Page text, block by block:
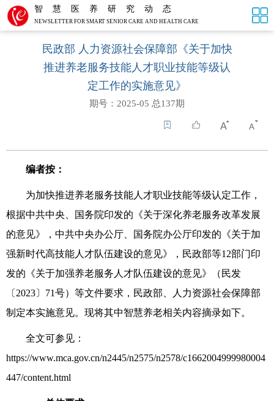
智慧医养研究动态
NEWSLETTER FOR SMART SENIOR CARE AND HEALTH CARE
民政部 人力资源社会保障部《关于加快
推进养老服务技能人才职业技能等级认
定工作的实施意见》
期号：2025-05 总137期
编者按：
为加快推进养老服务技能人才职业技能等级认定工作，
根据中共中央、国务院印发的《关于深化养老服务改革发展
的意见》，中共中央办公厅、国务院办公厅印发的《关于加
强新时代高技能人才队伍建设的意见》，民政部等12部门印
发的《关于加强养老服务人才队伍建设的意见》（民发
〔 2023〕 71号）等文件要求，民政部、人力资源社会保障部
制定本实施意见。现将其中智慧养老相关内容摘录如下。
全文可参见：
https://www.mca.gov.cn/n2445/n2575/n2578/c1662004999980004
447/content.html